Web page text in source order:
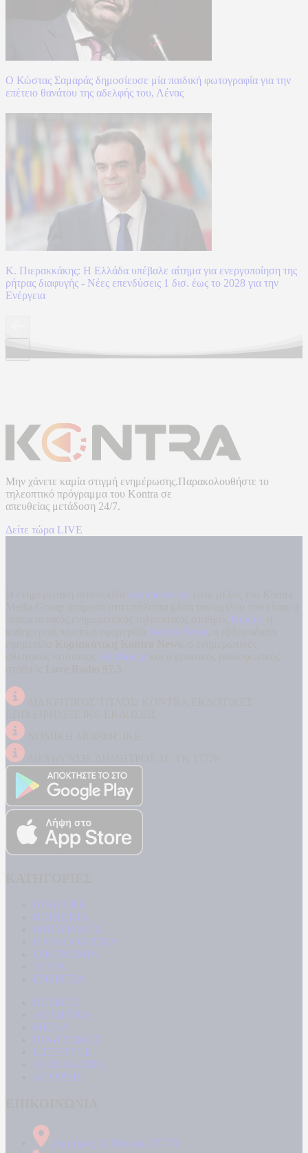
Ο Κώστας Σαμαράς δημοσίευσε μία παιδική φωτογραφία για την
επέτειο θανάτου της αδελφής του, Λένας
Κ. Πιερακκάκης: Η Ελλάδα υπέβαλε αίτημα για ενεργοποίηση της
ρήτρας διαφυγής - Νέες επενδύσεις 1 δισ. έως το 2028 για την
Ενέργεια
Μην χάνετε καμία στιγμή ενημέρωσης.Παρακολουθήστε το
τηλεοπτικό πρόγραμμα του Kontra σε
απευθείας μετάδοση 24/7.
Δείτε τώρα LIVE
kontranews.gr
Kontra
Kontra News
Filathlos.gr
ΠΟΛΙΤΙΚΗ
ΚΟΙΝΩΝΙΑ
ΜΠΟΥΡΛΟΤΟ
ΠΑΡΑΠΟΛΙΤΙΚΑ
ΟΙΚΟΝΟΜΙΑ
ΥΓΕΙΑ
ΕΝΕΡΓΕΙΑ
ΚΟΣΜΟΣ
ΑΘΛΗΤΙΚΑ
MEDIA
ΠΟΛΙΤΙΣΜΟΣ
LIFESTYLE
ΤΕΧΝΟΛΟΓΙΑ
ΑΠΟΨΕΙΣ
Δήμητρος 31 Ταύρος, 177 78